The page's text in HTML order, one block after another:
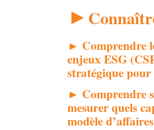
►
► Comprendre
enjeux ESG
stratégique
► Comprendre
mesurer quels
modèle d’affaires